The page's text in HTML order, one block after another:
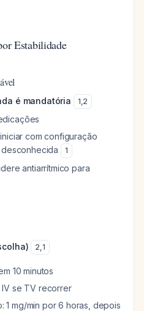
Estabilidade
é mandatória 1,2
com configuração
1
antiarrítmico para
2,1
10 minutos
IV se TV recorrer
1 mg/min por 6 horas, depois